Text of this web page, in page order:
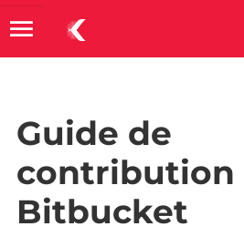
menu
Guide de
contribution
Bitbucket